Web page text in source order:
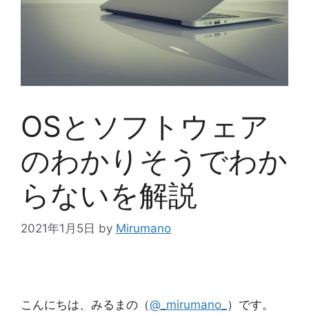
OSとソフトウェア
のわかりそうでわか
らないを解説
2021年1月5日 by Mirumano
こんにちは、みるまの（@_mirumano_ ）です。